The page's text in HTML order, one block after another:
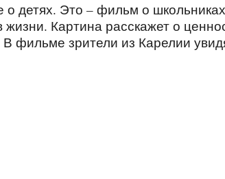
детях. Это – фильм о
Картина расскажет о
фильме зрители из Карелии